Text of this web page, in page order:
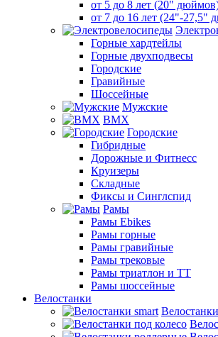
от 5 до 8 лет (20"
от 7 до 16 лет (24"-27,5"
Горные хардтейлы
Горные двухподвесы
Городские
Гравийные
Шоссейные
Мужские
BMX
Городские
Гибридные
Дорожные и Фитнесс
Круизеры
Складные
Фиксы и Синглспид
Рамы
Рамы Ebikes
Рамы горные
Рамы гравийные
Рамы трековые
Рамы триатлон и ТТ
Рамы шоссейные
Велостанки